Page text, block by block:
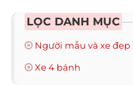
LỌC DANH MỤC
Người mẫu và xe đẹp
Xe 4 bánh